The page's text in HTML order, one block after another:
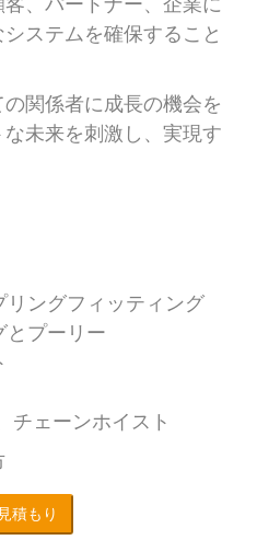
、パートナー、企業に
ステムを確保すること
関係者に成長の機会を
未来を刺激し、実現す
ングフィッティング
とプーリー
チェーンホイスト
積もり